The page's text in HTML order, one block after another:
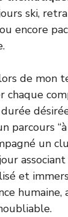
ski,
encore
de mon
chaque
“à
un
et